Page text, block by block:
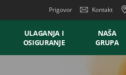
Prigovor Kontakt
ULAGANJA I
OSIGURANJE
NAŠA
GRUPA